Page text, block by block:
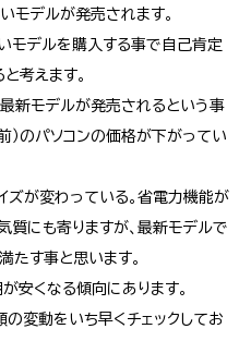
モデルが発売されます。
モデルを購入する事で自己肯定
考えます。
新モデルが発売されるという事
）のパソコンの価格が下がってい
ズが変わっている。省電力機能が
質にも寄りますが、最新モデルで
たす事と思います。
安くなる傾向にあります。
変動をいち早くチェックしてお